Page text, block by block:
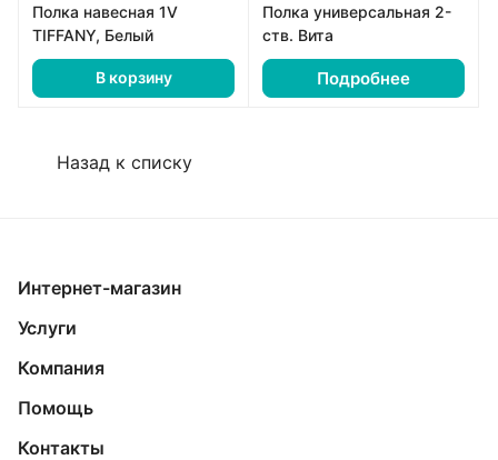
Полка навесная 1V
TIFFANY, Белый
В корзину
Полка универсальная 2-
ств. Вита
Подробнее
Назад к списку
Интернет-магазин
Услуги
Компания
Помощь
Контакты